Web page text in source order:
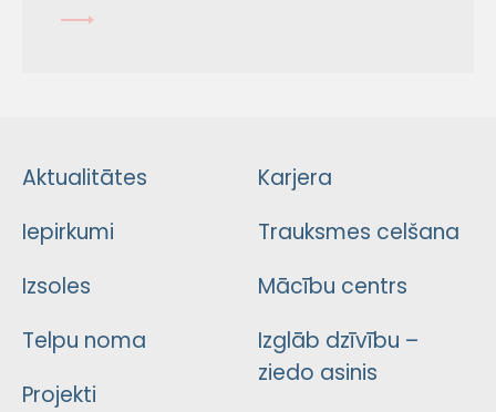
Aktualitātes
Iepirkumi
Izsoles
Telpu noma
Projekti
Karjera
Trauksmes celšana
Mācību centrs
Izglāb dzīvību –
ziedo asinis